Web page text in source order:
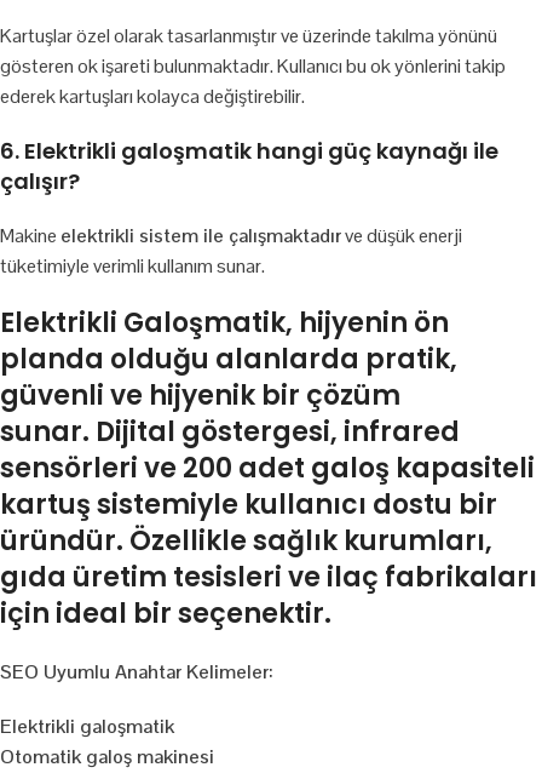
Kartuşlar özel olarak tasarlanmıştır ve üzerinde takılma yönünü
gösteren ok işareti bulunmaktadır. Kullanıcı bu ok yönlerini takip
ederek kartuşları kolayca değiştirebilir.
6. Elektrikli galoşmatik hangi güç kaynağı ile
çalışır?
Makine elektrikli sistem ile çalışmaktadırve düşük enerji
tüketimiyle verimli kullanım sunar.
Elektrikli Galoşmatik, hijyenin ön
planda olduğu alanlarda pratik,
güvenli ve hijyenik bir çözüm
sunar. Dijital göstergesi, infrared
sensörleri ve 200 adet galoş kapasiteli
kartuş sistemiyle kullanıcı dostu bir
üründür. Özellikle sağlık kurumları,
gıda üretim tesisleri ve ilaç fabrikaları
için ideal bir seçenektir.
SEO Uyumlu Anahtar Kelimeler:
Elektrikli galoşmatik
Otomatik galoş makinesi